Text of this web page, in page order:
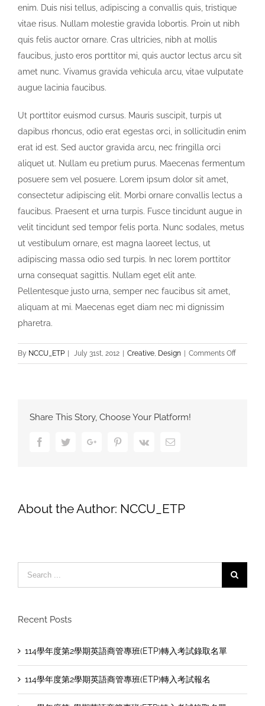
enim. Duis nisi tellus, adipiscing a convallis quis, tristique
vitae risus. Nullam molestie gravida lobortis. Proin ut nibh
quis felis auctor ornare. Cras ultricies, nibh at mollis
faucibus, justo eros porttitor mi, quis auctor lectus arcu sit
amet nunc. Vivamus gravida vehicula arcu, vitae vulputate
augue lacinia faucibus.
Ut porttitor euismod cursus. Mauris suscipit, turpis ut
dapibus rhoncus, odio erat egestas orci, in sollicitudin enim
erat id est. Sed auctor gravida arcu, nec fringilla orci
aliquet ut. Nullam eu pretium purus. Maecenas fermentum
posuere sem vel posuere. Lorem ipsum dolor sit amet,
consectetur adipiscing elit. Morbi ornare convallis lectus a
faucibus. Praesent et urna turpis. Fusce tincidunt augue in
velit tincidunt sed tempor felis porta. Nunc sodales, metus
ut vestibulum ornare, est magna laoreet lectus, ut
adipiscing massa odio sed turpis. In nec lorem porttitor
urna consequat sagittis. Nullam eget elit ante.
Pellentesque justo urna, semper nec faucibus sit amet,
aliquam at mi. Maecenas eget diam nec mi dignissim
pharetra.
By NCCU_ETP | July 31st, 2012 | Creative Design | Comments Offon
Praesent
Share This Story, Choose Your Platform!
FacebookTwitterGoogle+ PinterestVk Email
About the Author: NCCU_ETP
for:
Recent Posts
114學年度第2學期英語商管專班(ETP)轉入考試錄取名單
114學年度第2學期英語商管專班(ETP)轉入考試報名